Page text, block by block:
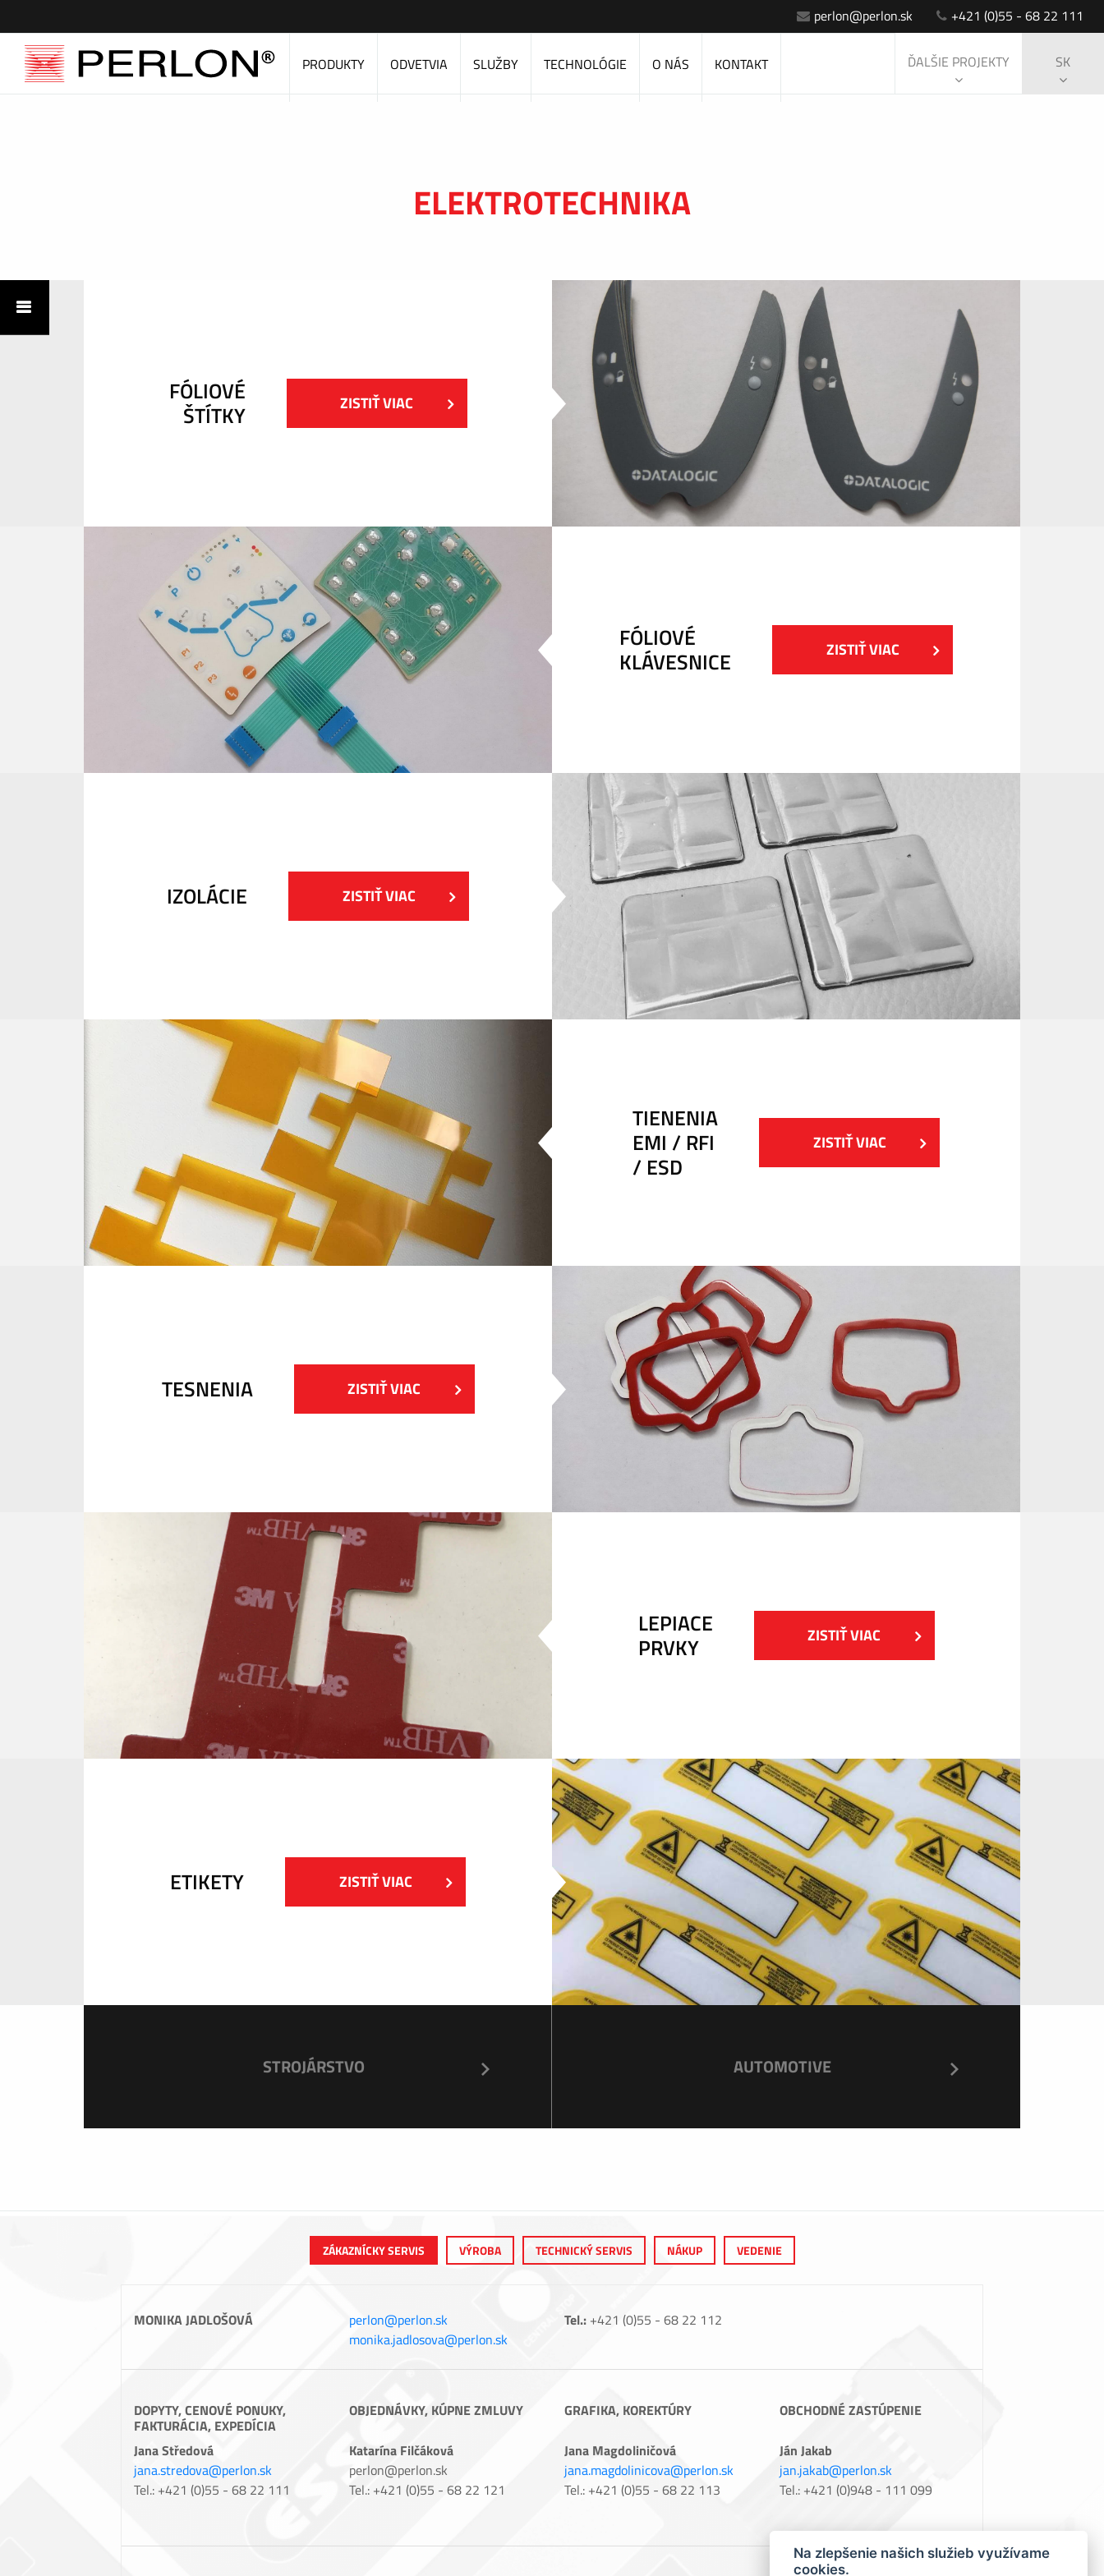
perlon@perlon.sk +421 (0)55 - 68 22 111
PRODUKTY ODVETVIA SLUŽBY TECHNOLÓGIE O NÁS KONTAKT ĎALŠIE PROJEKTY SK
ELEKTROTECHNIKA
FÓLIOVÉ
ŠTÍTKY ZISTIŤ VIAC
FÓLIOVÉ
KLÁVESNICE ZISTIŤ VIAC
IZOLÁCIE ZISTIŤ VIAC
TIENENIA
EMI / RFI
/ ESD
ZISTIŤ VIAC
TESNENIA ZISTIŤ VIAC
LEPIACE
PRVKY ZISTIŤ VIAC
ETIKETY ZISTIŤ VIAC
STROJÁRSTVO AUTOMOTIVE
ZÁKAZNÍCKY SERVIS VÝROBA TECHNICKÝ SERVIS NÁKUP VEDENIE
MONIKA JADLOŠOVÁ
perlon@perlon.sk
monika.jadlosova@perlon.sk
Tel.: +421 (0)55 - 68 22 112
DOPYTY, CENOVÉ PONUKY,
FAKTURÁCIA, EXPEDÍCIA
Jana Středová
jana.stredova@perlon.sk
Tel.: +421 (0)55 - 68 22 111
OBJEDNÁVKY, KÚPNE ZMLUVY
Katarína Filčáková
perlon@perlon.sk
Tel.: +421 (0)55 - 68 22 121
GRAFIKA, KOREKTÚRY
Jana Magdoliničová
jana.magdolinicova@perlon.sk
Tel.: +421 (0)55 - 68 22 113
OBCHODNÉ ZASTÚPENIE
Ján Jakab
jan.jakab@perlon.sk
Tel.: +421 (0)948 - 111 099
Na zlepšenie našich služieb využívame
cookies.